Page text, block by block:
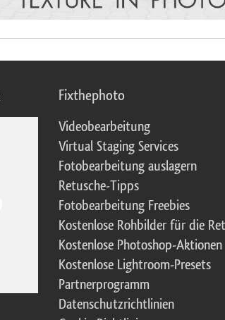
Fixthephoto
Videobearbeitung
Virtual Staging Services
Fotobearbeitung auslagern
Retusche-Tipps
Fotobearbeitung Freebies
Kostenlose Rohbilder für die
Kostenlose Photoshop-Aktionen
Kostenlose Lightroom-Presets
Partnerprogramm
Datenschutzrichtlinien